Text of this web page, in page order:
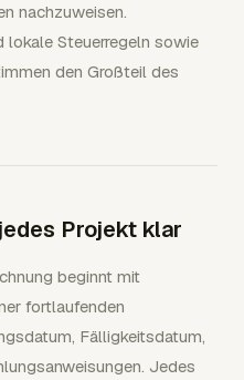
nachzuweisen.
lokale Steuerregeln sowie
den Großteil des
Projekt klar
beginnt mit
fortlaufenden
Fälligkeitsdatum,
Jedes